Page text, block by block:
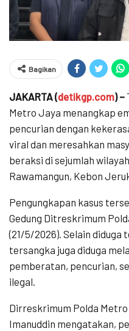
Bagikan
JAKARTA (detikgp.com) –
Metro Jaya menangkap
pencurian dengan
viral dan meresahkan
beraksi di sejumlah
Rawamangun, Kebon
Pengungkapan kasus
Gedung Ditreskrimum
(21/5/2026). Selain
tersangka juga diduga
pemberatan, pencurian,
ilegal.
Dirreskrimum Polda
Imanuddin mengatakan,